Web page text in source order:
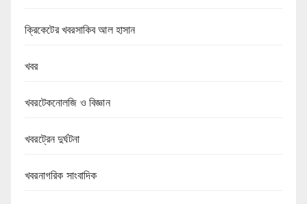
ক্রিকেটের খবরসাকিব আল হাসান
খবর
খবরটেকনোলজি ও বিজ্ঞান
খবরট্রেন দুর্ঘটনা
খবরনাগরিক সাংবাদিক